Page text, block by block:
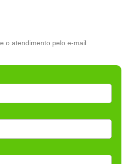
o atendimento pelo e-mail